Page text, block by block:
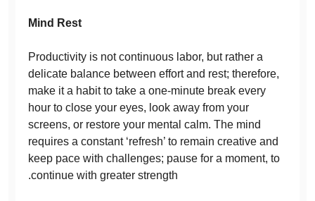
Mind Rest
Productivity is not continuous labor, but rather a
delicate balance between effort and rest; therefore,
make it a habit to take a one-minute break every
hour to close your eyes, look away from your
screens, or restore your mental calm. The mind
requires a constant ‘refresh’ to remain creative and
keep pace with challenges; pause for a moment, to
continue with greater strength.